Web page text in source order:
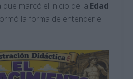
que marcó el inicio de la Edad
la forma de entender el